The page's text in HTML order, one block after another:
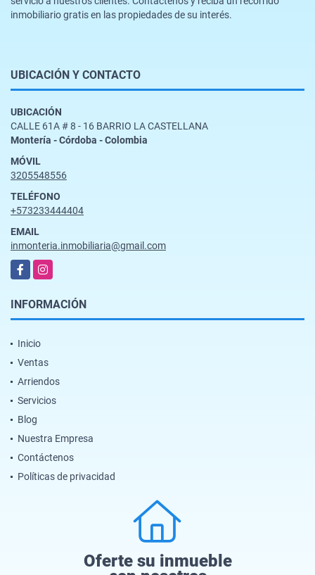
inmobiliario gratis en las propiedades de su interés.
UBICACIÓN Y CONTACTO
UBICACIÓN
CALLE 61A # 8 - 16 BARRIO LA CASTELLANA
Montería - Córdoba - Colombia
MÓVIL
3205548556
TELÉFONO
+573233444404
EMAIL
inmonteria.inmobiliaria@gmail.com
FacebookInstagram
INFORMACIÓN
Inicio
Ventas
Arriendos
Servicios
Blog
Nuestra Empresa
Contáctenos
Políticas de privacidad
Oferte su inmueble